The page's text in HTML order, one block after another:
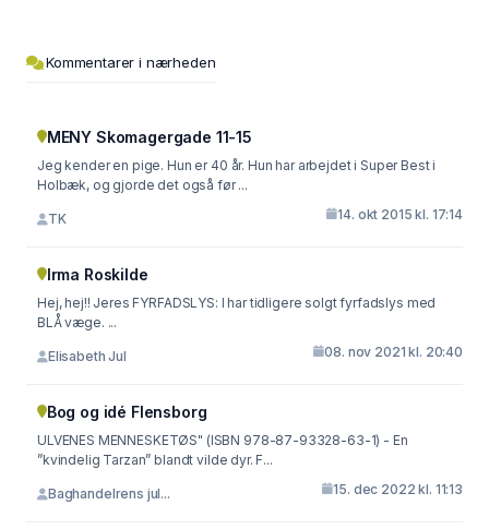
Kommentarer i nærheden
MENY Skomagergade 11-15
Jeg kender en pige. Hun er 40 år. Hun har arbejdet i Super Best i
Holbæk, og gjorde det også før ...
TK 14. okt 2015 kl. 17:14
Irma Roskilde
Hej, hej!! Jeres FYRFADSLYS: I har tidligere solgt fyrfadslys med
BLÅ væge. ...
Elisabeth Jul 08. nov 2021 kl. 20:40
Bog og idé Flensborg
ULVENES MENNESKETØS" (ISBN 978-87-93328-63-1) - En
”kvindelig Tarzan” blandt vilde dyr. F...
Baghandelrens jul... 15. dec 2022 kl. 11:13